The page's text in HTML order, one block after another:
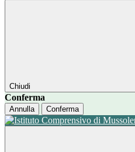
Chiudi
Conferma
Annulla Conferma